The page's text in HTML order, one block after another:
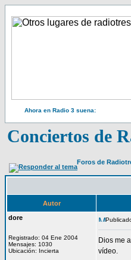
Ahora en Radio 3 suena:
Conciertos de
Foros de
Autor
dore
Registrado: 04 Ene 2004
Mensajes: 1030
Ubicación: Incierta
Dios me
vídeo.